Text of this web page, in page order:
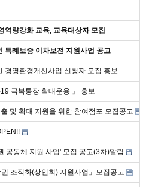
량강화 교육, 교육대상자 모집
특례보증 이차보전 지원사업 공고
경영환경개선사업 신청자 모집 홍보
극복통장 확대운용 』 홍보
및 확대 지원을 위한 참여점포 모집공고
공동체 지원 사업' 모집 공고(3차)알림
조직화(상인회) 지원사업」모집공고